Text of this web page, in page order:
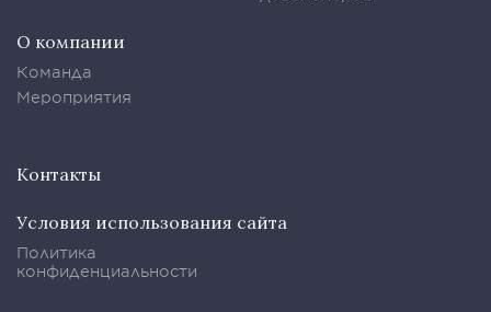
О компании
Команда
Мероприятия
Контакты
Условия использования сайта
Политика
конфиденциальности